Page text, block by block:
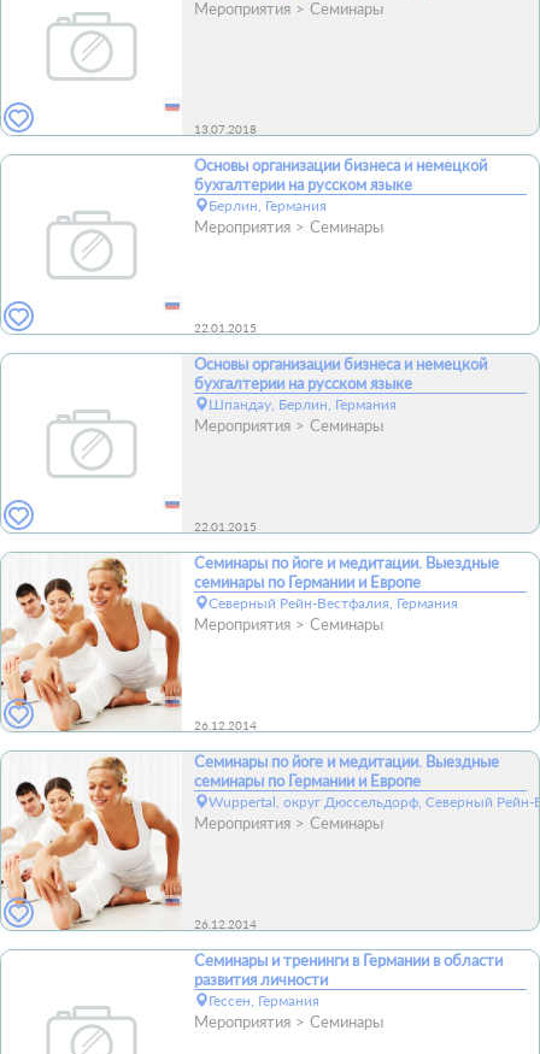
Мероприятия Семинары
13.07.2018
Основы организации бизнеса и немецкой
бухгалтерии на русском языке
Берлин, Германия
Мероприятия Семинары
22.01.2015
Основы организации бизнеса и немецкой
бухгалтерии на русском языке
Шпандау, Берлин, Германия
Мероприятия Семинары
22.01.2015
Семинары по йоге и медитации. Выездные
семинары по Германии и Европе
Северный Рейн-Вестфалия, Германия
Мероприятия Семинары
26.12.2014
Семинары по йоге и медитации. Выездные
семинары по Германии и Европе
Wuppertal, округ Дюссельдорф, Северный Рейн-
Мероприятия Семинары
26.12.2014
Семинары и тренинги в Германии в области
развития личности
Гессен, Германия
Мероприятия Семинары